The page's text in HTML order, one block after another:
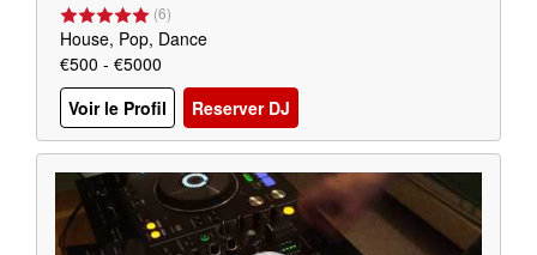
(6)
House, Pop, Dance
€500 - €5000
Voir le Profil
Reserver DJ